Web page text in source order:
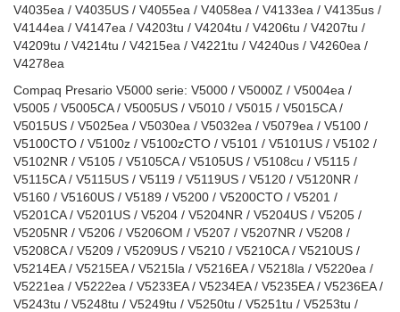
V4035ea / V4035US / V4055ea / V4058ea / V4133ea / V4135us /
V4144ea / V4147ea / V4203tu / V4204tu / V4206tu / V4207tu /
V4209tu / V4214tu / V4215ea / V4221tu / V4240us / V4260ea /
V4278ea
Compaq Presario V5000 serie: V5000 / V5000Z / V5004ea /
V5005 / V5005CA / V5005US / V5010 / V5015 / V5015CA /
V5015US / V5025ea / V5030ea / V5032ea / V5079ea / V5100 /
V5100CTO / V5100z / V5100zCTO / V5101 / V5101US / V5102 /
V5102NR / V5105 / V5105CA / V5105US / V5108cu / V5115 /
V5115CA / V5115US / V5119 / V5119US / V5120 / V5120NR /
V5160 / V5160US / V5189 / V5200 / V5200CTO / V5201 /
V5201CA / V5201US / V5204 / V5204NR / V5204US / V5205 /
V5205NR / V5206 / V5206OM / V5207 / V5207NR / V5208 /
V5208CA / V5209 / V5209US / V5210 / V5210CA / V5210US /
V5214EA / V5215EA / V5215la / V5216EA / V5218la / V5220ea /
V5221ea / V5222ea / V5233EA / V5234EA / V5235EA / V5236EA /
V5243tu / V5248tu / V5249tu / V5250tu / V5251tu / V5253tu /